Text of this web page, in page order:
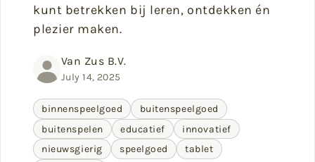
kunt betrekken bij leren, ontdekken én
plezier maken.
Van Zus B.V.
July 14, 2025
binnenspeelgoed
buitenspeelgoed
buitenspelen
educatief
innovatief
nieuwsgierig
speelgoed
tablet